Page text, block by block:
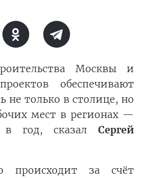
Москвы и
обеспечивают
не только в столице, но
мест в регионах —
в год, сказал Сергей
происходит за счёт